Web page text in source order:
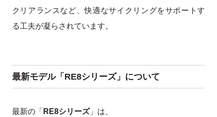
クリアランスなど、快適なサイクリングをサポートす
る工夫が凝らされています。
最新モデル「RE8シリーズ」について
最新の「 RE8シリーズ」は、